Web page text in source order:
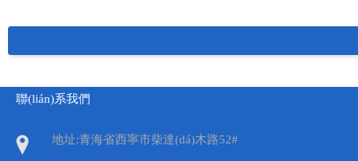
聯(lián)系我們
地址:青海省西寧市柴達(dá)木路52#